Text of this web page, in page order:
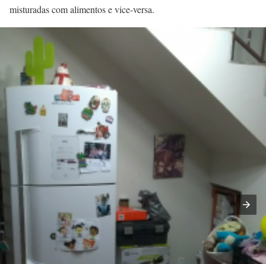
misturadas com alimentos e vice-versa.